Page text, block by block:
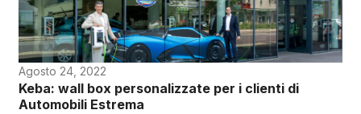
Agosto 24, 2022
Keba: wall box personalizzate per i clienti di
Automobili Estrema